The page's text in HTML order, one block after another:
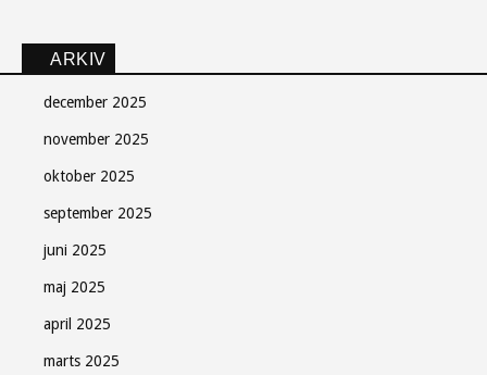
ARKIV
december 2025
november 2025
oktober 2025
september 2025
juni 2025
maj 2025
april 2025
marts 2025